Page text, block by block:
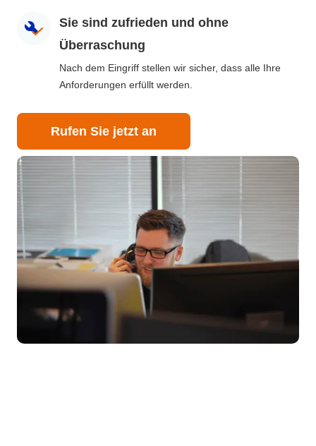
Sie sind zufrieden und ohne
Überraschung
Nach dem Eingriff stellen wir sicher, dass alle Ihre
Anforderungen erfüllt werden.
Rufen Sie jetzt an